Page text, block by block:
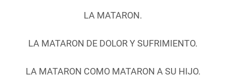
LA MATARON.
LA MATARON DE DOLOR Y SUFRIMIENTO.
LA MATARON COMO MATARON A SU HIJO.